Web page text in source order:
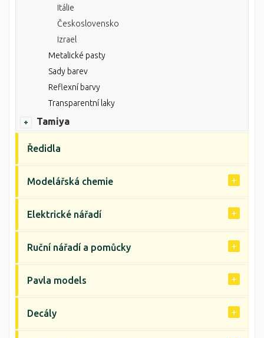
Itálie
Československo
Izrael
Metalické pasty
Sady barev
Reflexní barvy
Transparentní laky
Tamiya
Ředidla
Modelářská chemie
Elektrické nářadí
Ruční nářadí a pomůcky
Pavla models
Decály